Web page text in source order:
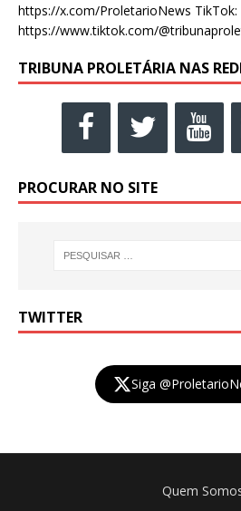
https://x.com/ProletarioNews TikTok:
https://www.tiktok.com/
TRIBUNA PROLETÁRIA NAS
PROCURAR NO SITE
TWITTER
Siga
Quem